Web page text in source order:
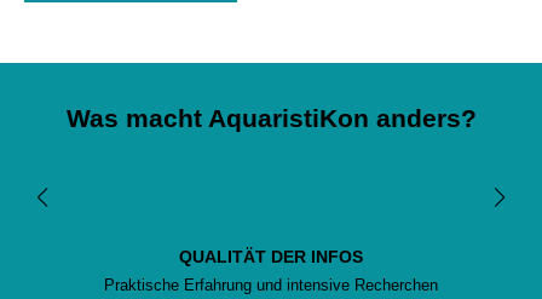
Was macht AquaristiKon anders?
QUALITÄT DER INFOS
Praktische Erfahrung und intensive Recherchen